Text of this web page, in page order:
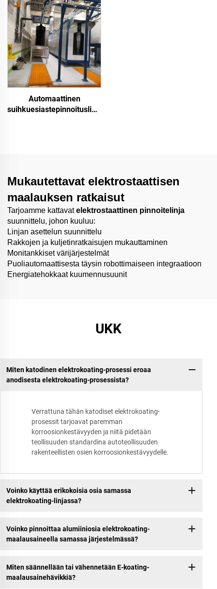
Automaattinen
suihkuesiastepinnoituslinja
Mukautettavat elektrostaattisen
maalauksen ratkaisut
Tarjoamme kattavatelektrostaattinen pinnoitelinja
suunnittelu, johon kuuluu:
Linjan asettelun suunnittelu
Rakkojen ja kuljetinratkaisujen mukauttaminen
Monitankkiset värijärjestelmät
Puoliautomaattisesta täysin robottimaiseen integraatioon
Energiatehokkaat kuumennusuunit
UKK
Miten katodinen elektrokoating-prosessi eroaa
anodisesta elektrokoating-prosessista?
Verrattuna tähän katodiset elektrokoating-
prosessit tarjoavat paremman
korroosionkestävyyden ja niitä pidetään
teollisuuden standardina autoteollisuuden
rakenteellisten osien korroosionkestävyydelle.
Voinko käyttää erikokoisia osia samassa
elektrokoating-linjassa?
Voinko pinnoittaa alumiiniosia elektrokoating-
maalausaineella samassa järjestelmässä?
Miten säännellään tai vähennetään E-koating-
maalausainehävikkiä?